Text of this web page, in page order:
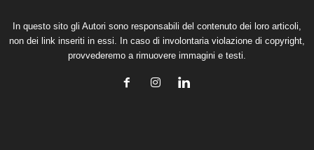
In questo sito gli Autori sono responsabili del contenuto dei loro articoli,
non dei link inseriti in essi. In caso di involontaria violazione di copyright,
provvederemo a rimuovere immagini e testi.